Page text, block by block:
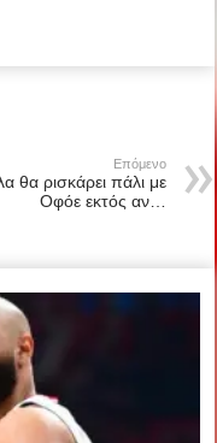
Επόμενο
θα ρισκάρει πάλι με
Οφόε εκτός αν…